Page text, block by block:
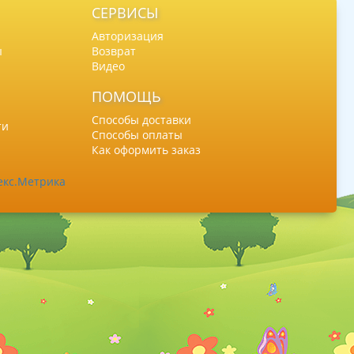
СЕРВИСЫ
Авторизация
Возврат
Видео
ПОМОЩЬ
Способы доставки
Способы оплаты
Как оформить заказ